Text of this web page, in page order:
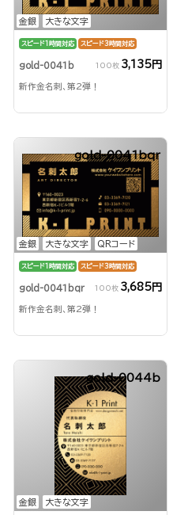
金銀 大きな文字
スピード1時間対応 スピード3時間対応
gold-0041b 100枚 3,135円
新作金名刺、第2弾！
金銀 大きな文字 QRコード
gold-0041bqr
スピード1時間対応 スピード3時間対応
gold-0041bqr 100枚 3,685円
新作金名刺、第2弾！
金銀 大きな文字
gold-0044b